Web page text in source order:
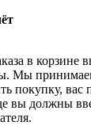
в корзине
Мы
покупку, вас
вы должны